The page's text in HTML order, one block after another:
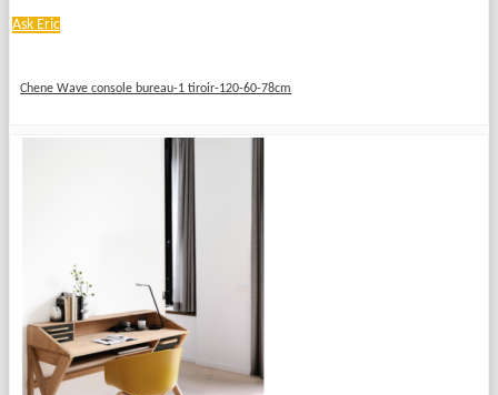
Ask Eric
Chene Wave console bureau-1 tiroir-120-60-78cm